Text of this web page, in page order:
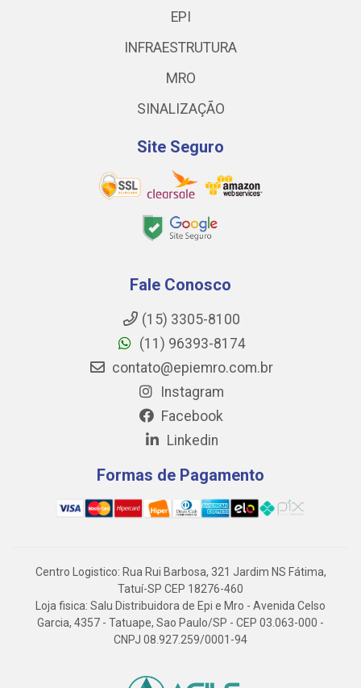
EPI
INFRAESTRUTURA
MRO
SINALIZAÇÃO
Site Seguro
Fale Conosco
(15) 3305-8100
(11) 96393-8174
contato@epiemro.com.br
Instagram
Facebook
Linkedin
Formas de Pagamento
Centro Logistico: Rua Rui Barbosa, 321 Jardim NS Fátima,
Tatuí-SP CEP 18276-460
Loja fisica: Salu Distribuidora de Epi e Mro - Avenida Celso
Garcia, 4357 - Tatuape, Sao Paulo/SP - CEP 03.063-000 -
CNPJ 08.927.259/0001-94